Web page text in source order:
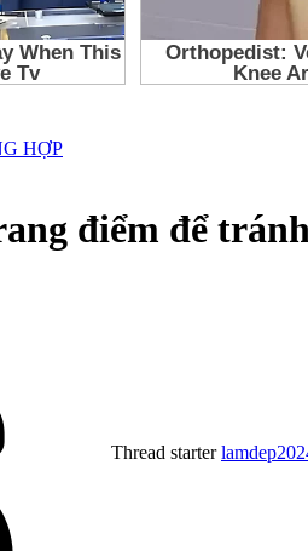
HỢP
điểm để
Thread starter